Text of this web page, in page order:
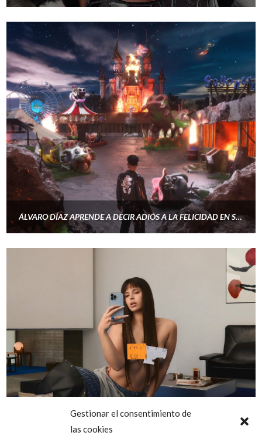
Gestionar el consentimiento de
las cookies
ÁLVARO DÍAZ APRENDE A DECIR ADIÓS A LA FELICIDAD EN SAYONARA